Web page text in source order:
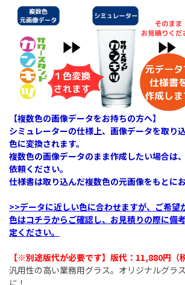
【複数色の画像データをお持ちの方へ】
シミュレーターの仕様上、画像データを取り
色に変換されます。
複数色の画像データのまま作成したい場合は
依頼ください。
仕様書は取り込んだ複数色の元画像をもとにお
>>データに近しい色に合わせますが、ご希望
色はコチラからご確認し、お見積りの際に備
定ください。
【※別途版代が必要です】版代：11,880円（
汎用性の高い業務用グラス。オリジナルグラ
に！